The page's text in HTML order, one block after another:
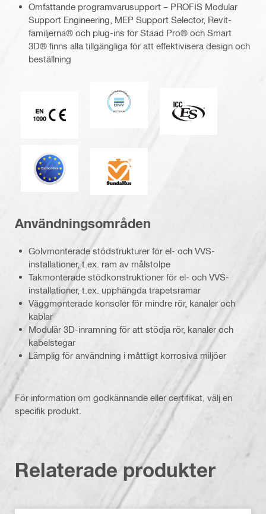
Omfattande programvarusupport – PROFIS Modular
Support Engineering, MEP Support Selector, Revit-
familjerna® och plug-ins för Staad Pro® och Smart
3D® finns alla tillgängliga för att effektivisera design och
beställning
CE EN 1090-märkning
DNV
Eurokod SundaHus
Användningsområden
Golvmonterade stödstrukturer för el- och VVS-
installationer, t.ex. ram av målstolpe
Takmonterade stödkonstruktioner för el- och VVS-
installationer, t.ex. upphängda trapetsramar
Väggmonterade konsoler för mindre rör, kanaler och
kablar
Modulär 3D-inramning för att stödja rör, kanaler och
kabelstegar
Lämplig för användning i måttligt korrosiva miljöer
För information om godkännande eller certifikat, välj en
specifik produkt.
Relaterade produkter